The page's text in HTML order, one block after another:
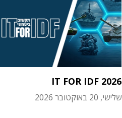
IT FOR IDF 2026
שלישי, 20 באוקטובר 2026